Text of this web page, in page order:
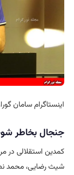
اینستاگرام سامان
جنجال بخاطر
شیث رضایی، محمد